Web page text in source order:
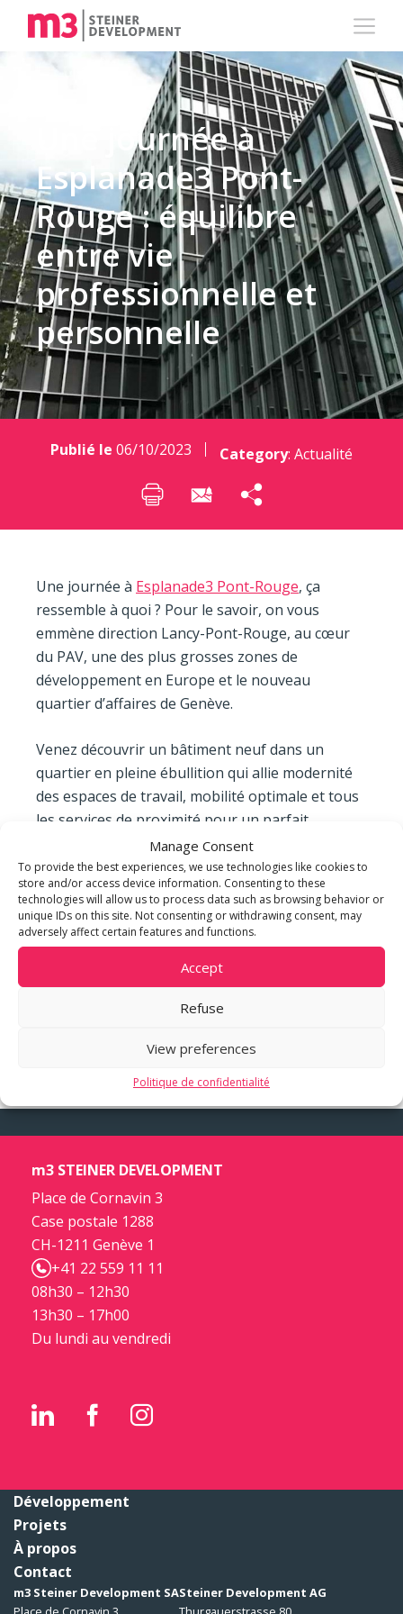
Manage Consent
To provide the best experiences, we use technologies like cookies to
store and/or access device information. Consenting to these
technologies will allow us to process data such as browsing behavior or
unique IDs on this site. Not consenting or withdrawing consent, may
adversely affect certain features and functions.
Accept
Refuse
View preferences
Politique de confidentialité
Une journée à
Esplanade3 Pont-
Rouge : équilibre
entre vie
professionnelle et
personnelle
Publié le 06/10/2023 Category: Actualité
Une journée à Esplanade3 Pont-Rouge, ça
ressemble à quoi ? Pour le savoir, on vous
emmène direction Lancy-Pont-Rouge, au cœur
du PAV, une des plus grosses zones de
développement en Europe et le nouveau
quartier d’affaires de Genève.
Venez découvrir un bâtiment neuf dans un
quartier en pleine ébullition qui allie modernité
des espaces de travail, mobilité optimale et tous
les services de proximité pour un parfait
équilibre vie professionnelle, vie personnelle.
m3 STEINER DEVELOPMENT
Place de Cornavin 3
Case postale 1288
CH-1211 Genève 1
+41 22 559 11 11
08h30 – 12h30
13h30 – 17h00
Du lundi au vendredi
Développement
Projets
À propos
Contact
m3 Steiner Development SASteiner Development AG